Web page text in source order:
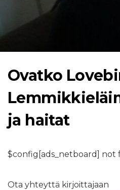
Ovatko
ja haitat
$config[ads_netboard] not
Ota yhteyttä kirjoittajaan